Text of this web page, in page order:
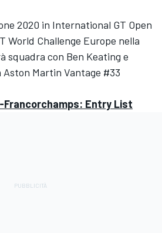
2020 in International GT Open
World Challenge Europe nella
squadra con Ben Keating e
Aston Martin Vantage #33
Francorchamps: Entry List